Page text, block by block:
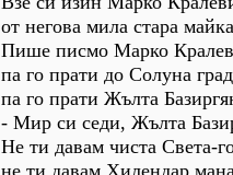
от негова мила стара
Пише писмо Марко
па го прати до Солуна
па го прати Жълта
- Мир си седи, Жълта
Не ти давам чиста Света-
не ти давам Хилендар